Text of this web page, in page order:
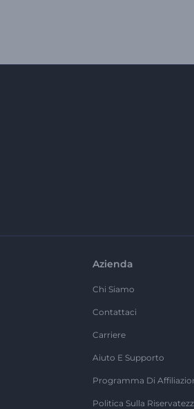
Azienda
Chi Siamo
Contattaci
Carriere
Aiuto E Supporto
Programma Di
Politica Sulla